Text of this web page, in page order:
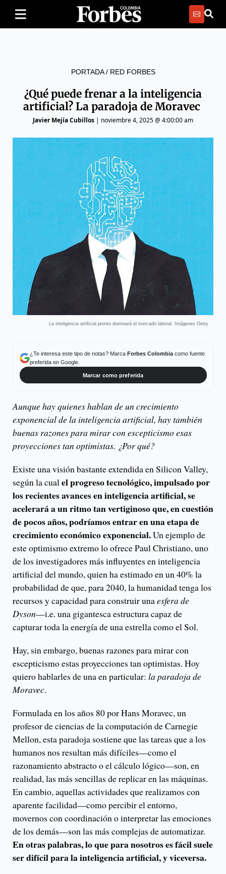
PORTADA/ RED FORBES
¿Qué puede frenar a la inteligencia
artificial? La paradoja de Moravec
Javier Mejía Cubillos | noviembre 4, 2025 @ 4:00:00 am
La inteligencia artificial pronto dominará el mercado laboral. Imágenes Getty
¿Te interesa este tipo de notas? Marca Forbes Colombiacomo fuente
preferida en Google.
Marcar como preferida
Aunque hay quienes hablan de un crecimiento
exponencial de la inteligencia artificial, hay también
buenas razones para mirar con escepticismo esas
proyecciones tan optimistas. ¿Por qué?
Existe una visión bastante extendida en Silicon Valley,
según la cualel progreso tecnológico, impulsado por
los recientes avances en inteligencia artificial, se
acelerará a un ritmo tan vertiginoso que, en cuestión
de pocos años, podríamos entrar en una etapa de
crecimiento económico exponencial.Un ejemplo de
este optimismo extremo lo ofrece Paul Christiano, uno
de los investigadores más influyentes en inteligencia
artificial del mundo, quien ha estimado en un 40% la
probabilidad de que, para 2040, la humanidad tenga los
recursos y capacidad para construir unaesfera de
Dyson—i.e. una gigantesca estructura capaz de
capturar toda la energía de una estrella como el Sol.
Hay, sin embargo, buenas razones para mirar con
escepticismo estas proyecciones tan optimistas. Hoy
quiero hablarles de una en particular: la paradoja de
Moravec.
Formulada en los años 80 por Hans Moravec, un
profesor de ciencias de la computación de Carnegie
Mellon, esta paradoja sostiene que las tareas que a los
humanos nos resultan más difíciles—como el
razonamiento abstracto o el cálculo lógico—son, en
realidad, las más sencillas de replicar en las máquinas.
En cambio, aquellas actividades que realizamos con
aparente facilidad—como percibir el entorno,
movernos con coordinación o interpretar las emociones
de los demás—son las más complejas de automatizar.
En otras palabras, lo que para nosotros es fácil suele
ser difícil para la inteligencia artificial, y viceversa.